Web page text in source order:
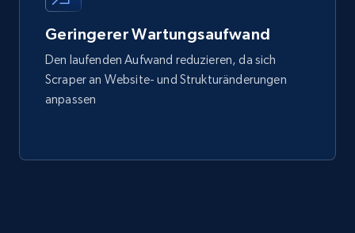
Geringerer Wartungsaufwand
Den laufenden Aufwand reduzieren, da sich
Scraper an Website- und Strukturänderungen
anpassen